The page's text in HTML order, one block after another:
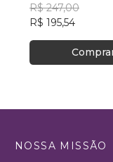
Lopes Cançado
R$ 247,00
R$ 195,54
NOSSA MISSÃO